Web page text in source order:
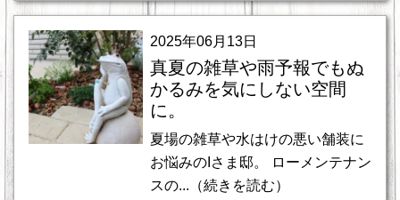
2025年06月13日
真夏の雑草や雨予報でもぬ
かるみを気にしない空間
に。
夏場の雑草や水はけの悪い舗装に
お悩みのIさま邸。 ローメンテナン
スの...（続きを読む）